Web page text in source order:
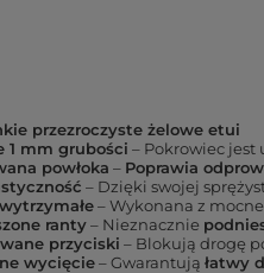
przezroczyste żelowe etui
1 mm grubości – Pokrowiec
powłoka – Poprawia
– Dzięki swojej
– Wykonana z
ranty– Nieznacznie
przyciski – Blokują drogę
wycięcie– Gwarantują łatwy